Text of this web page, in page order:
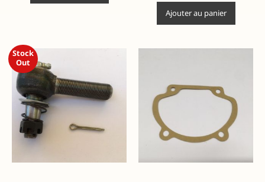
Ajouter au panier
Stock
Out